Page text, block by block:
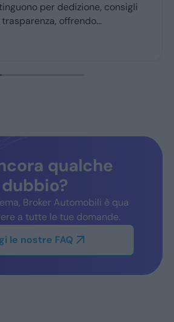
qualche
dubbio?
Broker Automobili è qua
a tutte le tue domande.
le nostre FAQ